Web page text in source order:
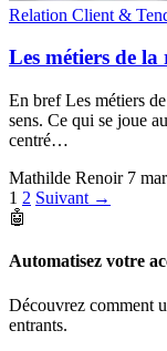
Relation Client &
Les métiers de
En bref Les métiers
sens. Ce qui se joue
centré…
Mathilde Renoir 7
Pagination
des
publications
1 2 Suivant →
🤖
Automatisez votre
Découvrez comment
entrants.